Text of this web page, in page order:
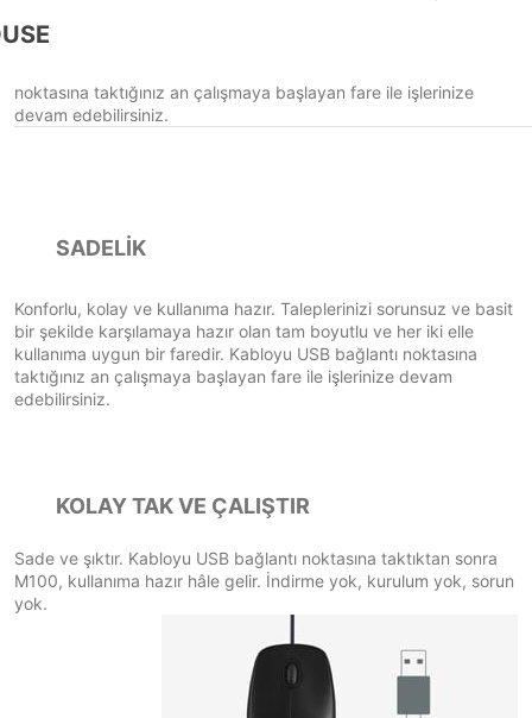
noktasına taktığınız an çalışmaya başlayan fare ile işlerinize
devam edebilirsiniz.
SADELİK
Konforlu, kolay ve kullanıma hazır. Taleplerinizi sorunsuz ve basit
bir şekilde karşılamaya hazır olan tam boyutlu ve her iki elle
kullanıma uygun bir faredir. Kabloyu USB bağlantı noktasına
taktığınız an çalışmaya başlayan fare ile işlerinize devam
edebilirsiniz.
KOLAY TAK VE ÇALIŞTIR
Sade ve şıktır. Kabloyu USB bağlantı noktasına taktıktan sonra
M100, kullanıma hazır hâle gelir. İndirme yok, kurulum yok, sorun
yok.